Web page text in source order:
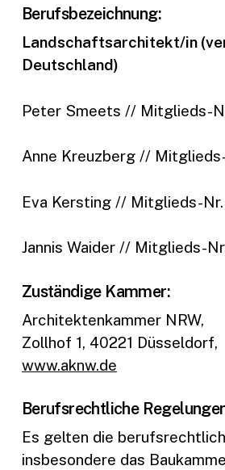
Berufsbezeichnung:
Landschaftsarchitekt/in
Deutschland)
Peter Smeets // Mitglieds-
Anne Kreuzberg //
Eva Kersting // Mitglieds-
Jannis Waider // Mitglieds-
Zuständige Kammer:
Architektenkammer NRW,
Zollhof 1, 40221 Düsseldorf,
www.aknw.de
Berufsrechtliche
Es gelten die
insbesondere das